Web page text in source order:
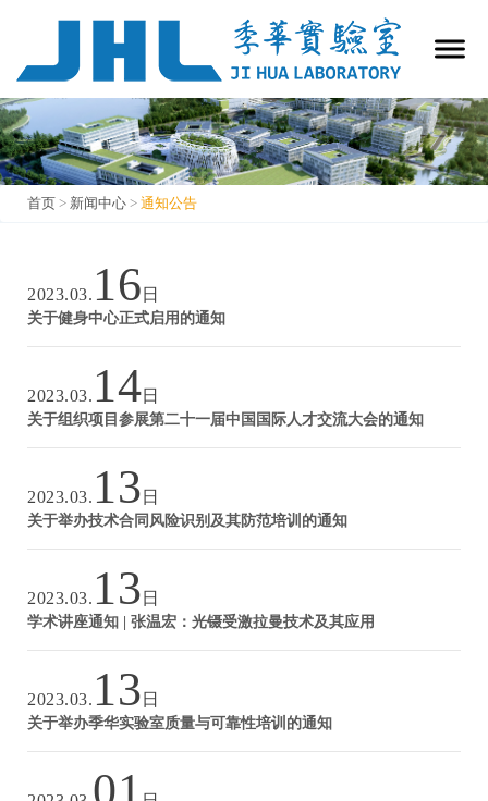
首页 > 新闻中心 > 通知公告
通知公告
2023.03. 16 日
关于健身中心正式启用的通知
2023.03. 14日
关于组织项目参展第二十一届中国国际人才交流大会的通知
2023.03. 13 日
关于举办技术合同风险识别及其防范培训的通知
2023.03. 13 日
学术讲座通知 | 张温宏：光镊受激拉曼技术及其应用
2023.03. 13 日
关于举办季华实验室质量与可靠性培训的通知